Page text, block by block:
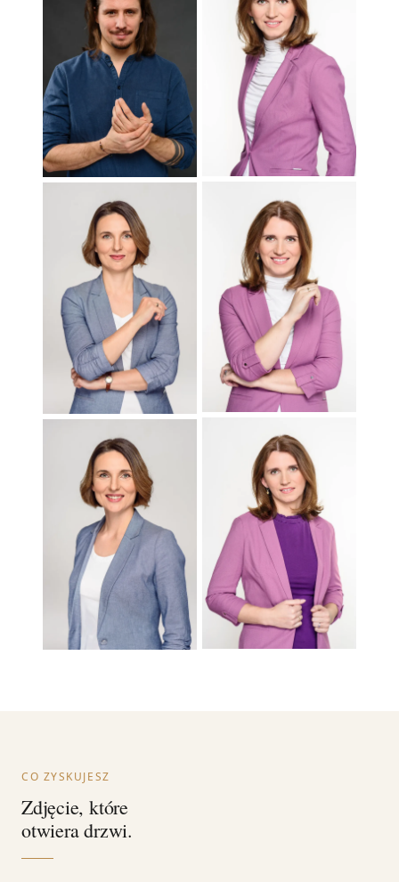
CO ZYSKUJESZ
Zdjęcie, które
otwiera drzwi.